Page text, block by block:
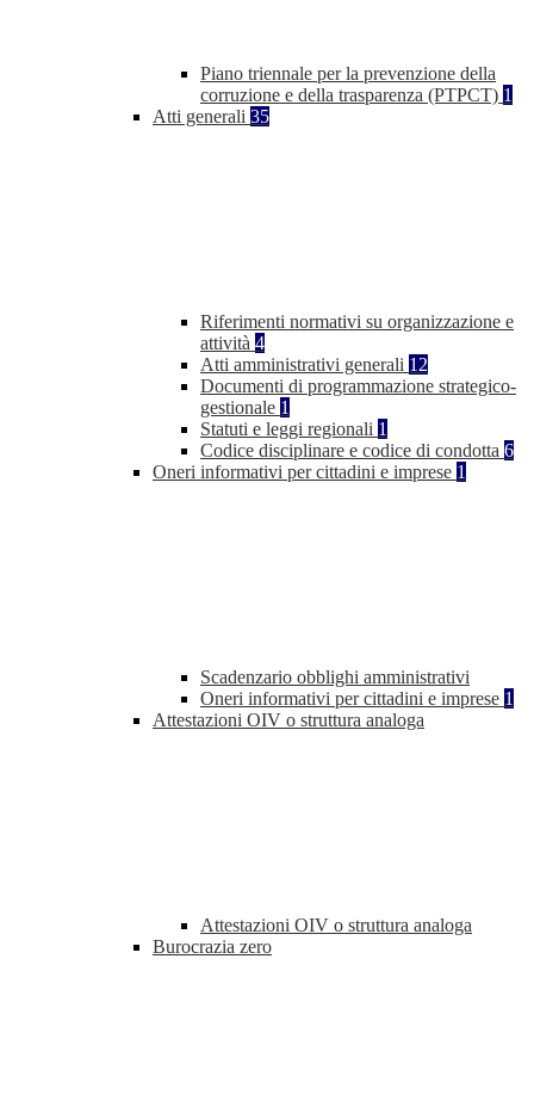
Piano triennale per la prevenzione della
corruzione e della trasparenza (PTPCT) 1
Atti generali 35
Riferimenti normativi su organizzazione e
attività 4
Atti amministrativi generali 12
Documenti di programmazione strategico-
gestionale 1
Statuti e leggi regionali 1
Codice disciplinare e codice di condotta 6
Oneri informativi per cittadini e imprese 1
Scadenzario obblighi amministrativi
Oneri informativi per cittadini e imprese 1
Attestazioni OIV o struttura analoga
Attestazioni OIV o struttura analoga
Burocrazia zero